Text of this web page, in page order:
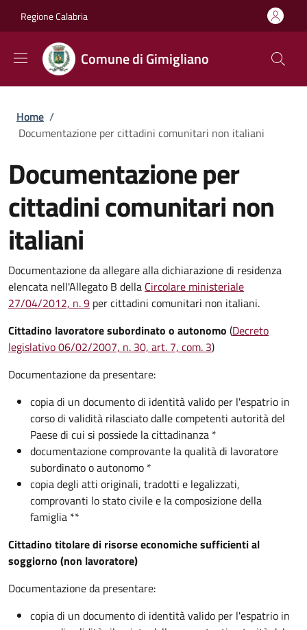
Regione Calabria
Comune di Gimigliano
Briciole di pane
Home /
Documentazione per cittadini comunitari non italiani
Documentazione per
cittadini comunitari non
italiani
Documentazione da allegare alla dichiarazione di residenza
elencata nell'Allegato B della Circolare ministeriale
27/04/2012, n. 9 per cittadini comunitari non italiani.
Cittadino lavoratore subordinato o autonomo (Decreto
legislativo 06/02/2007, n. 30, art. 7, com. 3)
Documentazione da presentare:
copia di un documento di identità valido per l'espatrio in
corso di validità rilasciato dalle competenti autorità del
Paese di cui si possiede la cittadinanza *
documentazione comprovante la qualità di lavoratore
subordinato o autonomo *
copia degli atti originali, tradotti e legalizzati,
comprovanti lo stato civile e la composizione della
famiglia **
Cittadino titolare di risorse economiche sufficienti al
soggiorno (non lavoratore)
Documentazione da presentare:
copia di un documento di identità valido per l'espatrio in